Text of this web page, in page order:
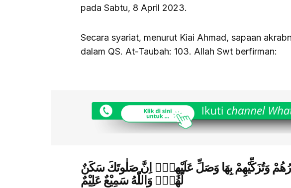
pada Sabtu, 8 April 2023.
Secara syariat, menurut Kiai Ahmad, sapaan
dalam QS. At-Taubah: 103. Allah Swt berfirman:
وَتُزَكِّيْهِمْ بِهَا وَصَلِّ عَلَيْهِمْۗ اِنَّ صَلٰوتَكَ سَكَنٌ
لَّهُمْۗ وَاللّٰهُ سَمِيْعٌ عَلِيْمٌ